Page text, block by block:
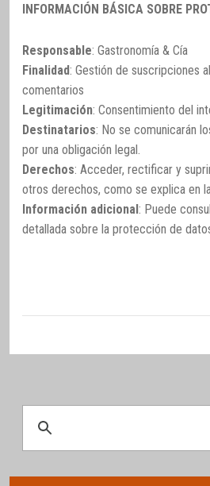
INFORMACIÓN BÁSICA SOBRE
Responsable: Gastronomía & Cía
Finalidad: Gestión de suscripciones
comentarios
Legitimación: Consentimiento del
Destinatarios: No se comunicarán
por una obligación legal.
Derechos: Acceder, rectificar y
otros derechos, como se explica en
Información adicional : Puede
detallada sobre la protección de